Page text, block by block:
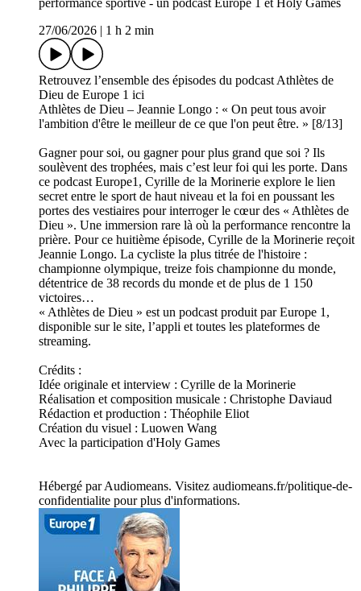
performance sportive - un podcast Europe 1 et Holy Games
27/06/2026
1 h 2 min
Retrouvez l’ensemble des épisodes du podcast Athlètes de
Dieu de Europe 1 ici
Athlètes de Dieu – Jeannie Longo : « On peut tous avoir
l'ambition d'être le meilleur de ce que l'on peut être. » [8/13]
Gagner pour soi, ou gagner pour plus grand que soi ? Ils
soulèvent des trophées, mais c’est leur foi qui les porte. Dans
ce podcast Europe1, Cyrille de la Morinerie explore le lien
secret entre le sport de haut niveau et la foi en poussant les
portes des vestiaires pour interroger le cœur des « Athlètes de
Dieu ». Une immersion rare là où la performance rencontre la
prière. Pour ce huitième épisode, Cyrille de la Morinerie reçoit
Jeannie Longo. La cycliste la plus titrée de l'histoire :
championne olympique, treize fois championne du monde,
détentrice de 38 records du monde et de plus de 1 150
victoires…
« Athlètes de Dieu » est un podcast produit par Europe 1,
disponible sur le site, l’appli et toutes les plateformes de
streaming.
Crédits :
Idée originale et interview : Cyrille de la Morinerie
Réalisation et composition musicale : Christophe Daviaud
Rédaction et production : Théophile Eliot
Création du visuel : Luowen Wang
Avec la participation d'Holy Games
Hébergé par Audiomeans. Visitez audiomeans.fr/politique-de-
confidentialite pour plus d'informations.